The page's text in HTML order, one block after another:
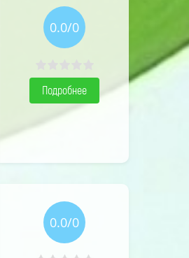
0.0/0
Подробнее
0.0/0